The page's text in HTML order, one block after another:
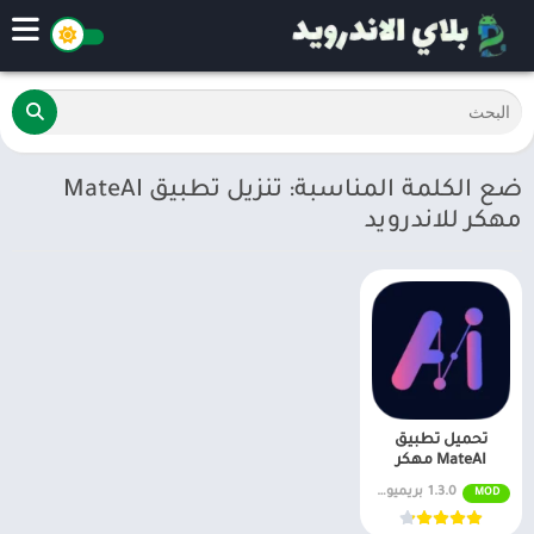
ضع الكلمة المناسبة: تنزيل تطبيق MateAI
مهكر للاندرويد
تحميل تطبيق
MateAI مهكر
MOD 1.3.0 بريميوم مفتوح